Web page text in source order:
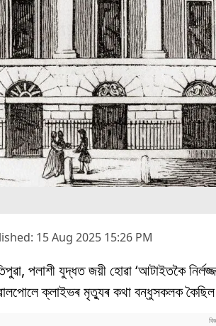
15 Aug 2025 15:26 PM
পলাশী যুদ্ধত জয়ী হোৱা ‘আটাইতকৈ
ৱালপোলে ক্লাইভৰ মৃত্যুৰ কথা বন্ধুসকলক